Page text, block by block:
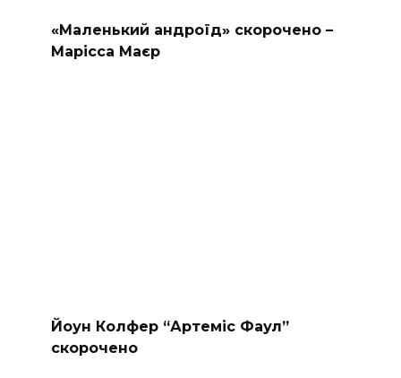
«Маленький андроїд» скорочено –
Марісса Маєр
Йоун Колфер “Артеміс Фаул”
скорочено